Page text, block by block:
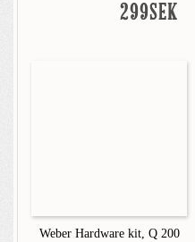
299SEK
Weber Hardware kit, Q 200